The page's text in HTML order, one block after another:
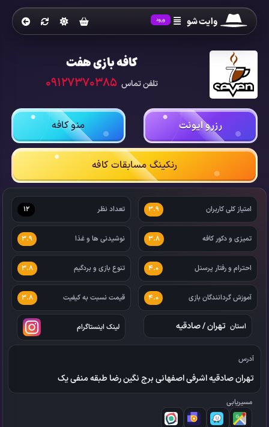
وایت شو ورود
کافه بازی هفت
تلفن تماس 09127370385
رزرو ایونت منو کافه
رنکینگ مسابقات کافه
امتیاز کلی کاربران 3.9 تعداد نظر 12
تمیزی و دکور کافه 3.8 نوشیدنی ها و غذا 3.9
احترام و رفتار پرسنل 4.0 تنوع بازی و بردگیم 3.8
آموزش گردانندگان بازی 4.0 قیمت نسبت به کیفیت 3.8
استان تهران/صادقیه لینک اینستاگرام
آدرس
تهران صادقیه اشرفی اصفهانی برج نگین رضا طبقه منفی یک
مسیریابی